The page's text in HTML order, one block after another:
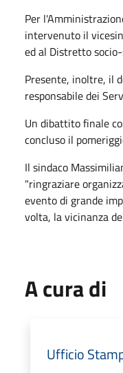
Per
intervenuto il
ed al Distretto
Presente, inoltre, il
responsabile dei
Un dibattito finale
concluso il
Il sindaco
"ringraziare
evento di grande
volta, la vicinanza
A cura di
Ufficio